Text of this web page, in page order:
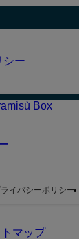
シー
Box
イバシーポリシー
マップ